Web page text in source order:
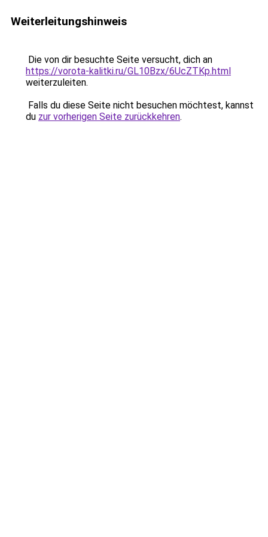
Weiterleitungshinweis
Die von dir besuchte Seite versucht, dich an
https://vorota-kalitki.ru/GL10Bzx/6UcZTKp.html
weiterzuleiten.
Falls du diese Seite nicht besuchen möchtest, kannst
du zur vorherigen Seite zurückkehren.